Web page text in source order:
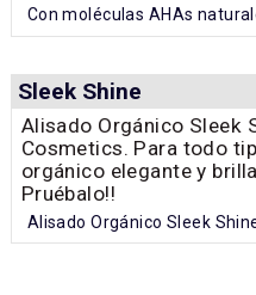
Con moléculas AHAs
Sleek Shine
Alisado Orgánico Sleek
Cosmetics. Para todo
orgánico elegante y
Pruébalo!!
Alisado Orgánico Sleek